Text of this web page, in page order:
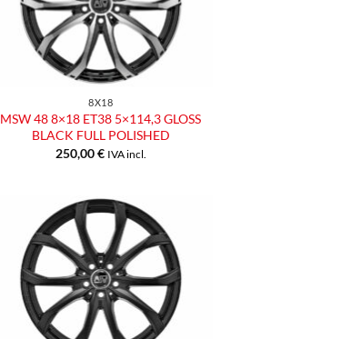
desideri
8X18
MSW 48 8×18 ET38 5×114,3 GLOSS
BLACK FULL POLISHED
250,00€ IVA incl.
Aggiungi
alla lista
dei
desideri